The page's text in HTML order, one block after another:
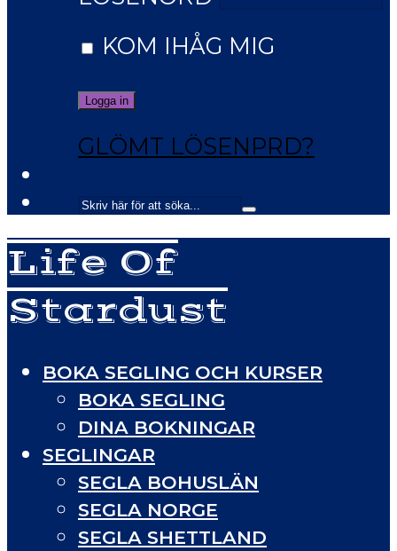
KOM IHÅG MIG
GLÖMT LÖSENPRD?
Life Of
Stardust
BOKA SEGLING OCH KURSER
BOKA SEGLING
DINA BOKNINGAR
SEGLINGAR
SEGLA BOHUSLÄN
SEGLA NORGE
SEGLA SHETTLAND